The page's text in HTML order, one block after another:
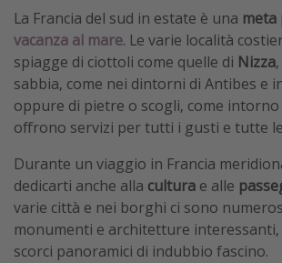
La Francia del sud in estate è una
vacanza al mare. Le varie località
spiagge di ciottoli come quelle di Nizza
sabbia, come nei dintorni di Antibes e
oppure di pietre o scogli, come intorno
offrono servizi per tutti i gusti e tutte
Durante un viaggio in Francia
dedicarti anche alla cultura e alle
varie città e nei borghi ci sono
monumenti e architetture interessanti,
scorci panoramici di indubbio fascino.